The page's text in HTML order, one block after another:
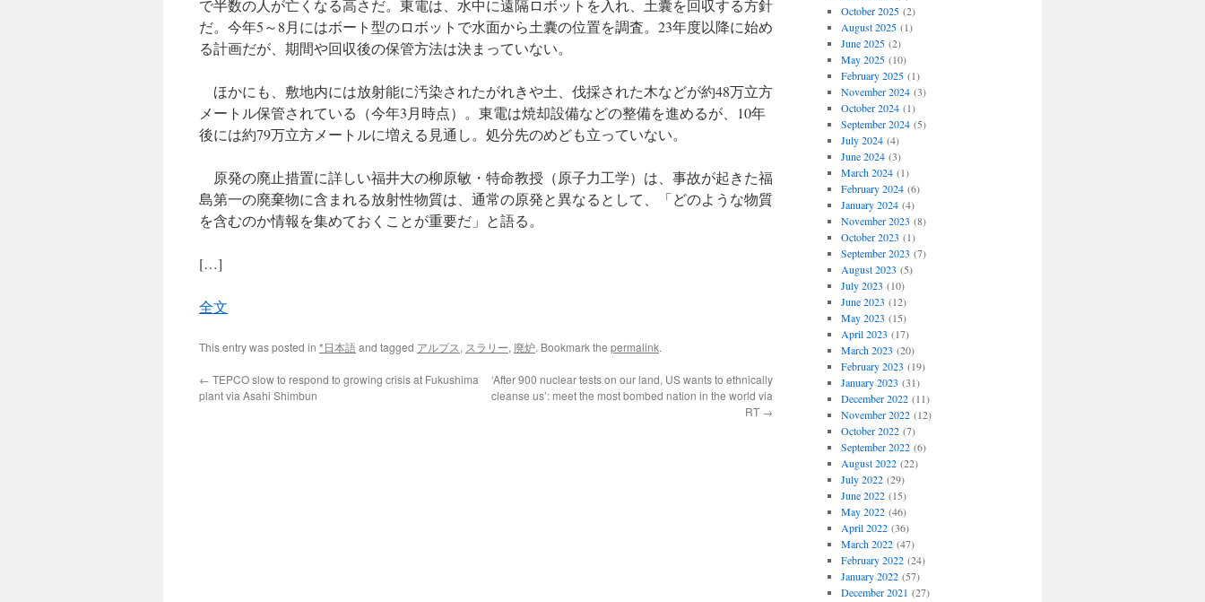
で半数の人が亡くなる高さだ。東電は、水中に遠隔ロボットを入れ、土囊を回収する方針
だ。今年5～8月にはボート型のロボットで水面から土囊の位置を調査。23年度以降に始め
る計画だが、期間や回収後の保管方法は決まっていない。
ほかにも、敷地内には放射能に汚染されたがれきや土、伐採された木などが約48万立方
メートル保管されている（今年3月時点）。東電は焼却設備などの整備を進めるが、10年
後には約79万立方メートルに増える見通し。処分先のめども立っていない。
原発の廃止措置に詳しい福井大の柳原敏・特命教授（原子力工学）は、事故が起きた福
島第一の廃棄物に含まれる放射性物質は、通常の原発と異なるとして、「どのような物質
を含むのか情報を集めておくことが重要だ」と語る。
[…]
全文
This entry was posted in *日本語and tagged アルプス, スラリー, 廃炉. Bookmark the permalink.
← TEPCO slow to respond to growing crisis at Fukushima
plant via Asahi Shimbun
‘After 900 nuclear tests on our land, US wants to ethnically
cleanse us’: meet the most bombed nation in the world via
RT →
October 2025(2)
August 2025(1)
June 2025(2)
May 2025(10)
February 2025(1)
November 2024(3)
October 2024(1)
September 2024(5)
July 2024(4)
June 2024(3)
March 2024(1)
February 2024(6)
January 2024(4)
November 2023 (8)
October 2023 (1)
September 2023 (7)
August 2023 (5)
July 2023 (10)
June 2023 (12)
May 2023 (15)
April 2023 (17)
March 2023 (20)
February 2023 (19)
January 2023 (31)
December 2022(11)
November 2022(12)
October 2022(7)
September 2022(6)
August 2022(22)
July 2022(29)
June 2022(15)
May 2022(46)
April 2022(36)
March 2022(47)
February 2022(24)
January 2022(57)
December 2021 (27)